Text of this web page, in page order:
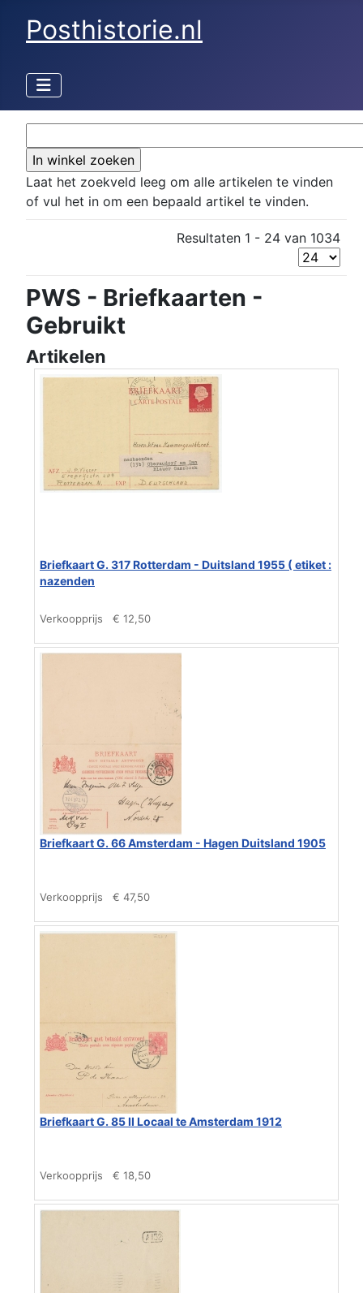
Posthistorie.nl
Laat het zoekveld leeg om alle artikelen te vinden
of vul het in om een bepaald artikel te vinden.
Resultaten 1 - 24 van 1034
PWS - Briefkaarten -
Gebruikt
Artikelen
Briefkaart G. 317 Rotterdam - Duitsland 1955 ( etiket :
nazenden
Verkoopprijs € 12,50
Briefkaart G. 66 Amsterdam - Hagen Duitsland 1905
Verkoopprijs € 47,50
Briefkaart G. 85 II Locaal te Amsterdam 1912
Verkoopprijs € 18,50